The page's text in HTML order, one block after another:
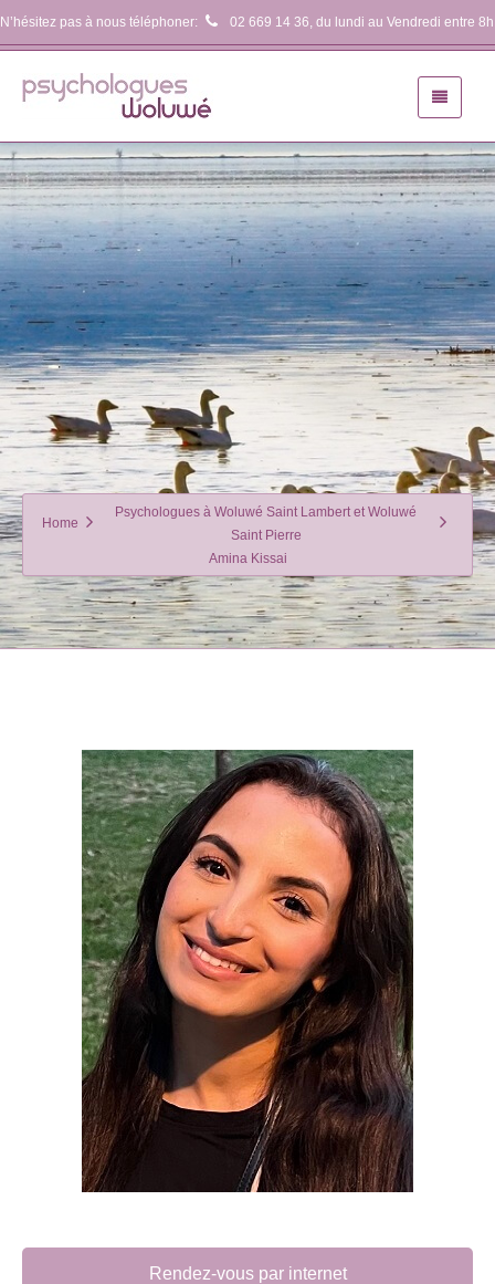
N’hésitez pas à nous téléphoner: 02 669 14 36, du lundi au Vendredi entre
Home
Psychologues à Woluwé Saint Lambert et Woluwé
Saint Pierre
Amina Kissai
Rendez-vous par internet